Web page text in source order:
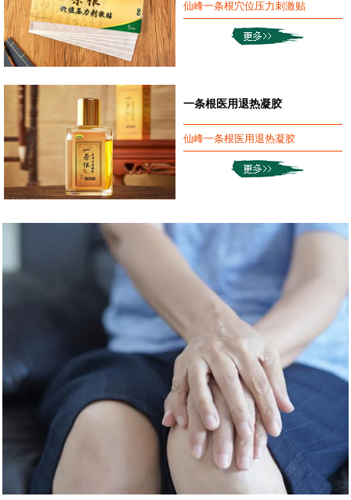
仙峰一条根穴位压力刺激贴
一条根医用退热凝胶
仙峰一条根医用退热凝胶